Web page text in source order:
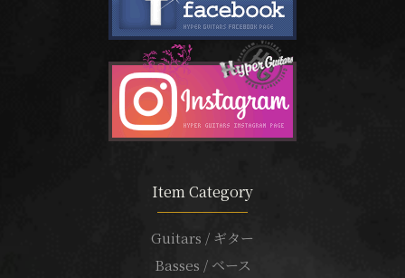
Item Category
Guitars / ギター
Basses / ベース